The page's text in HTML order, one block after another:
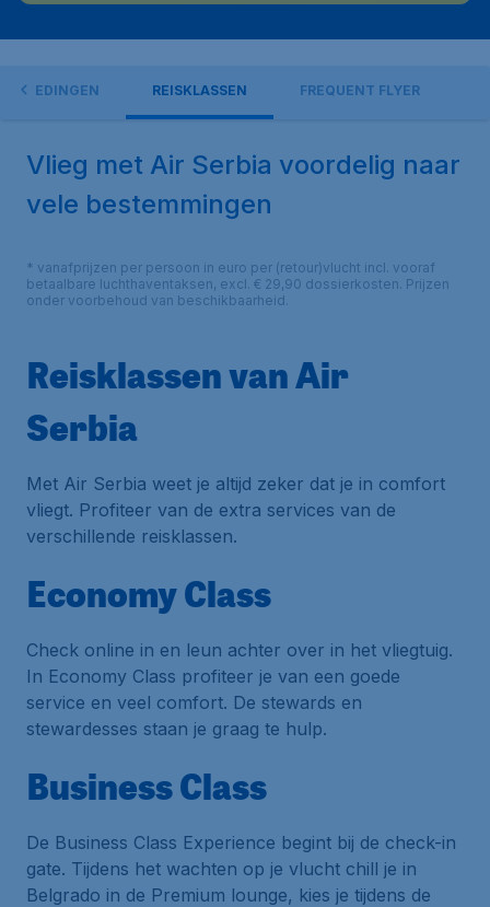
REISKLASSEN FREQUENT FLYER
Vlieg met Air Serbia voordelig naar
vele bestemmingen
* vanafprijzen per persoon in euro per (retour)vlucht incl. vooraf
betaalbare luchthaventaksen, excl. € 29,90 dossierkosten. Prijzen
onder voorbehoud van beschikbaarheid.
Reisklassen van Air
Serbia
Met Air Serbia weet je altijd zeker dat je in comfort
vliegt. Profiteer van de extra services van de
verschillende reisklassen.
Economy Class
Check online in en leun achter over in het vliegtuig.
In Economy Class profiteer je van een goede
service en veel comfort. De stewards en
stewardesses staan je graag te hulp.
Business Class
De Business Class Experience begint bij de check-in
gate. Tijdens het wachten op je vlucht chill je in
Belgrado in de Premium lounge, kies je tijdens de